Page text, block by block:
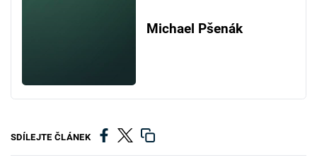
Michael Pšenák
SDÍLEJTE ČLÁNEK